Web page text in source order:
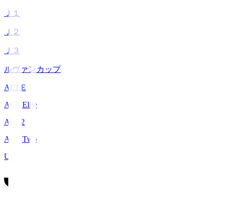
Ｊ１
Ｊ２
Ｊ３
ルヴァンカップ
ACLE
ACL Elite
ACL2
ACL Two
U-21